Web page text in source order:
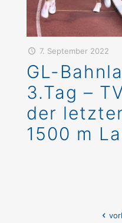
7. September 2022
GL-
3.Tag –
der
1500 m